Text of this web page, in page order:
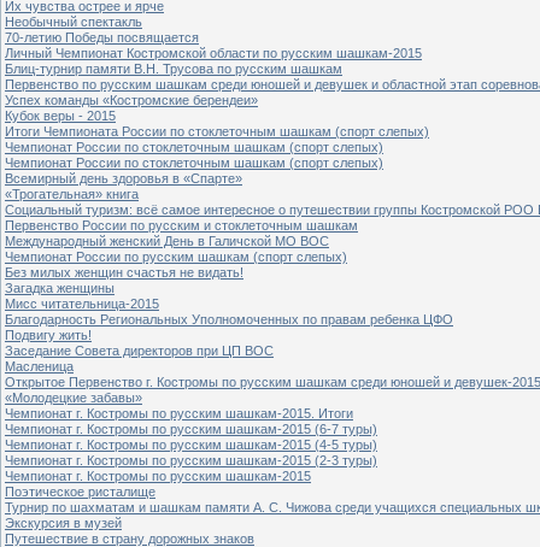
Их чувства острее и ярче
Необычный спектакль
70-летию Победы посвящается
Личный Чемпионат Костромской области по русским шашкам-2015
Блиц-турнир памяти В.Н. Трусова по русским шашкам
Первенство по русским шашкам среди юношей и девушек и областной этап
Успех команды «Костромские берендеи»
Кубок веры - 2015
Итоги Чемпионата России по стоклеточным шашкам (спорт слепых)
Чемпионат России по стоклеточным шашкам (спорт слепых)
Чемпионат России по стоклеточным шашкам (спорт слепых)
Всемирный день здоровья в «Спарте»
«Трогательная» книга
Социальный туризм: всё самое интересное о путешествии группы Костромской
Первенство России по русским и стоклеточным шашкам
Международный женский День в Галичской МО ВОС
Чемпионат России по русским шашкам (спорт слепых)
Без милых женщин счастья не видать!
Загадка женщины
Мисс читательница-2015
Благодарность Региональных Уполномоченных по правам ребенка ЦФО
Подвигу жить!
Заседание Совета директоров при ЦП ВОС
Масленица
Открытое Первенство г. Костромы по русским шашкам среди юношей и девушек-
«Молодецкие забавы»
Чемпионат г. Костромы по русским шашкам-2015. Итоги
Чемпионат г. Костромы по русским шашкам-2015 (6-7 туры)
Чемпионат г. Костромы по русским шашкам-2015 (4-5 туры)
Чемпионат г. Костромы по русским шашкам-2015 (2-3 туры)
Чемпионат г. Костромы по русским шашкам-2015
Поэтическое ристалище
Турнир по шахматам и шашкам памяти А. С. Чижова среди учащихся специальных
Экскурсия в музей
Путешествие в страну дорожных знаков